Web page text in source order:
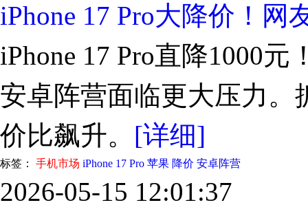
iPhone 17 Pro大降价！
iPhone 17 Pro直降1000
安卓阵营面临更大压力。
价比飙升。 [详细]
标签： 手机市场 iPhone 17 Pro 苹果 降价 安卓阵营
2026-05-15 12:01:37